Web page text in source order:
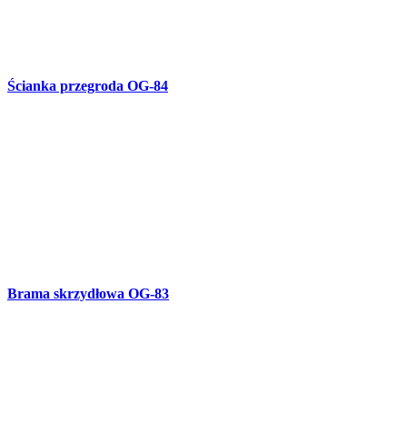
Balustrada w kształcie węża B-78
Kute lustro R-65